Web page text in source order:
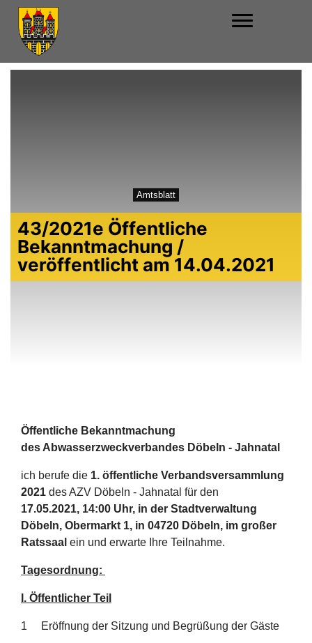
Amtsblatt
43/2021e Öffentliche
Bekanntmachung /
veröffentlicht am 14.04.2021
Öffentliche Bekanntmachung
des Abwasserzweckverbandes Döbeln - Jahnatal
ich berufe die 1. öffentliche Verbandsversammlung
2021 des AZV Döbeln - Jahnatal für den
17.05.2021, 14:00 Uhr, in der Stadtverwaltung
Döbeln, Obermarkt 1, in 04720 Döbeln, im großer
Ratssaal ein und erwarte Ihre Teilnahme.
Tagesordnung:
I. Öffentlicher Teil
1 Eröffnung der Sitzung und Begrüßung der Gäste